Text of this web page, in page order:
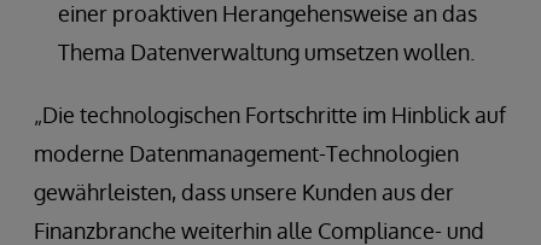
einer proaktiven Herangehensweise an das
Thema Datenverwaltung umsetzen wollen.
„Die technologischen Fortschritte im Hinblick auf
moderne Datenmanagement-Technologien
gewährleisten, dass unsere Kunden aus der
Finanzbranche weiterhin alle Compliance- und